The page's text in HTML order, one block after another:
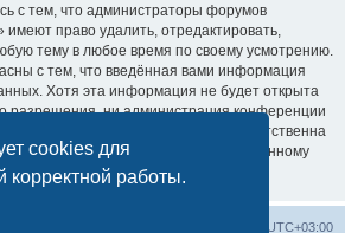
cookies для
корректной работы.
с тем, что администраторы форумов
право удалить, отредактировать,
тему в любое время по своему усмотрению.
с тем, что введённая вами информация
Хотя эта информация не будет открыта
разрешения, ни администрация конференции
ни phpBB Limited не может быть ответственна
могут привести к несанкционированному
UTC+03:00